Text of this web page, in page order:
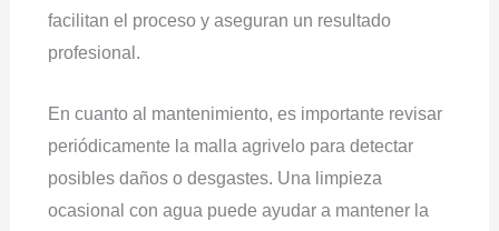
facilitan el proceso y aseguran un resultado
profesional.
En cuanto al mantenimiento, es importante revisar
periódicamente la malla agrivelo para detectar
posibles daños o desgastes. Una limpieza
ocasional con agua puede ayudar a mantener la